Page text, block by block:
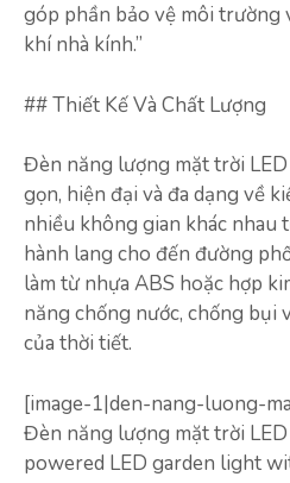
góp phần bảo vệ môi trường
khí nhà kính.”
## Thiết Kế Và Chất Lượng
Đèn năng lượng mặt trời
gọn, hiện đại và đa dạng về
nhiều không gian khác nhau
hành lang cho đến đường
làm từ nhựa ABS hoặc hợp
năng chống nước, chống bụi
của thời tiết.
[image-1|den-nang-luong-
Đèn năng lượng mặt trời
powered LED garden light